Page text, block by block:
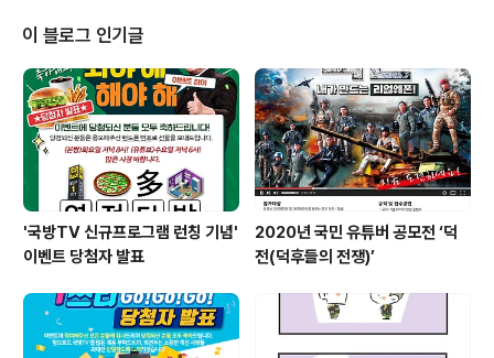
으로 직사화기의 사각지대에 은폐·엄폐된 적을 효과적으로
제압할 수 있다. 또 열상검출기와 레이저거리측정기, 주야
간 조준경, 사격통제컴퓨터 등이 결합된 첨단 사격통제장
비를 장착하고 있다. 우리군의 전투력을 강화하기 위해 19
94년 소요제기 됐고 1998~1999년 개념연구, 2000~2
003년 탐색개발을 거쳐 2004~..
이 블로그 인기글
'국방TV 신규프로그램 런칭 기념'
이벤트 당첨자 발표
2020년 국민 유튜버 공모전 ‘덕
전(덕후들의 전쟁)’